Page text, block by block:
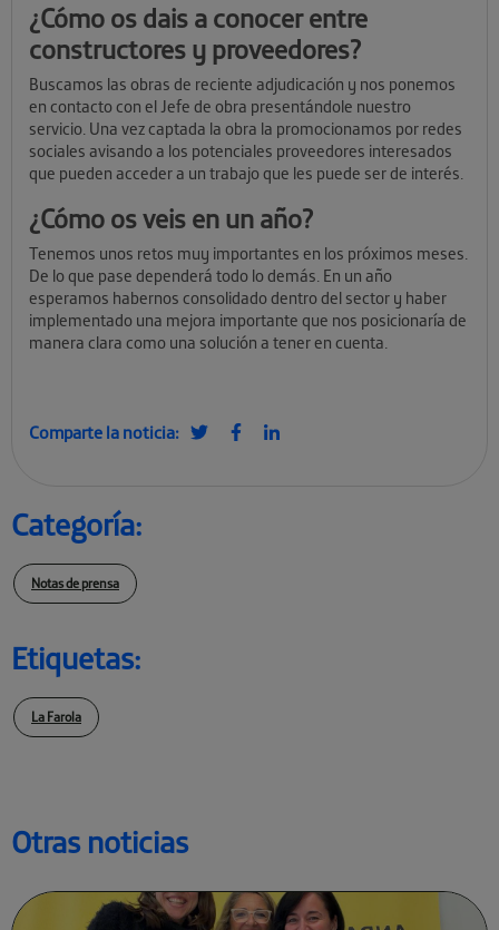
Otras noticias
¿Cómo os dais a conocer entre
constructores y proveedores?
Buscamos las obras de reciente adjudicación y nos ponemos
en contacto con el Jefe de obra presentándole nuestro
servicio. Una vez captada la obra la promocionamos por redes
sociales avisando a los potenciales proveedores interesados
que pueden acceder a un trabajo que les puede ser de interés.
¿Cómo os veis en un año?
Tenemos unos retos muy importantes en los próximos meses.
De lo que pase dependerá todo lo demás. En un año
esperamos habernos consolidado dentro del sector y haber
implementado una mejora importante que nos posicionaría de
manera clara como una solución a tener en cuenta.
Comparte la noticia:
Categoría:
Notas de prensa
Etiquetas:
La Farola